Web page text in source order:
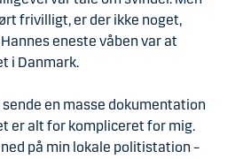
frivilligt, er der ikke noget,
eneste våben var at
i Danmark.
en masse dokumentation
er alt for kompliceret for mig.
på min lokale politistation –